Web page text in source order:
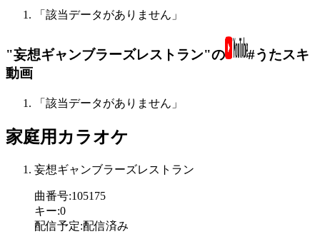
「該当データがありません」
"妄想ギャンブラーズレストラン"の
#うたスキ
動画
「該当データがありません」
家庭用カラオケ
妄想ギャンブラーズレストラン
曲番号:105175
キー:0
配信予定:配信済み